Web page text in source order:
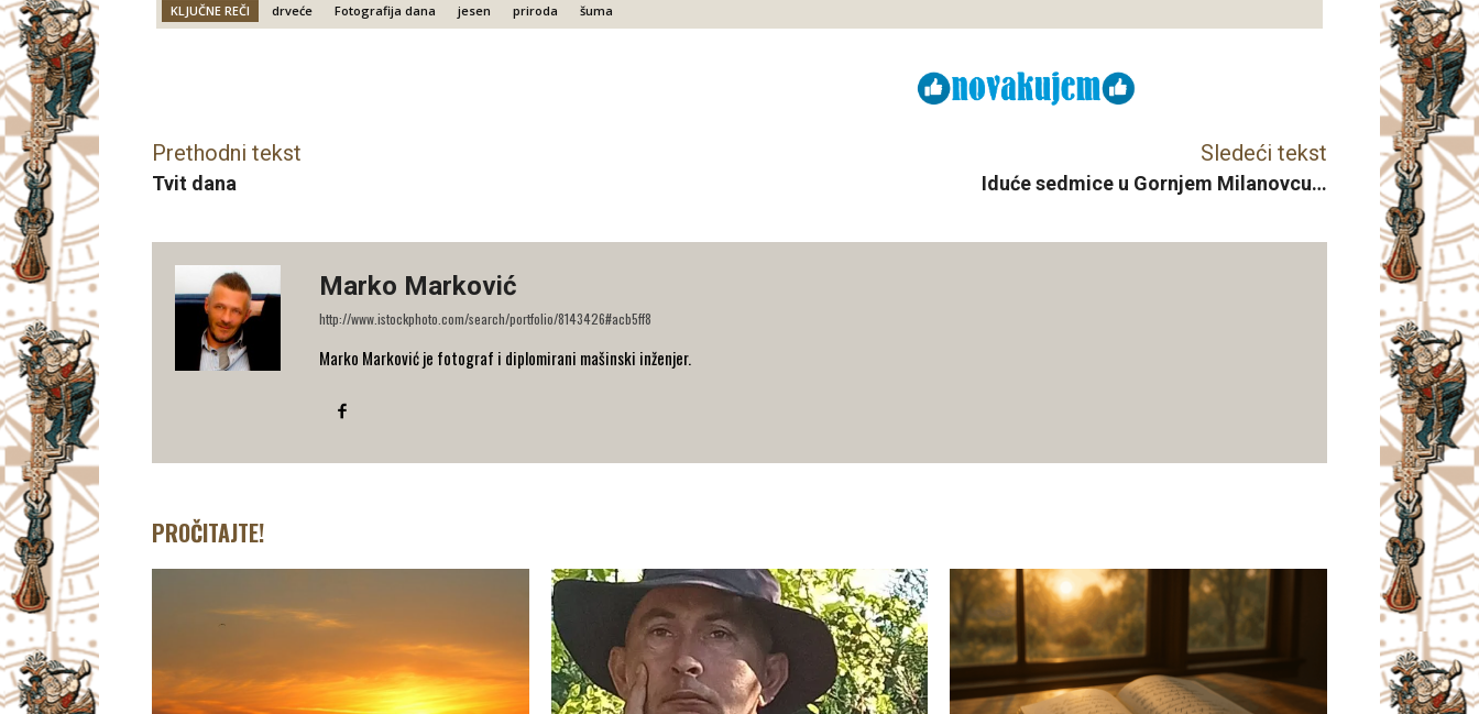
KLJUČNE REČI drveće Fotografija dana jesen priroda šuma
Prethodni tekst
Tvit dana
Sledeći tekst
Iduće sedmice u Gornjem Milanovcu…
Marko Marković
http://www.istockphoto.com/search/portfolio/8143426#acb5ff8
Marko Marković je fotograf i diplomirani mašinski inženjer.
PROČITAJTE!